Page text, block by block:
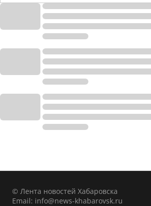
© Лента новостей Хабаровска
Email: info@news-khabarovsk.ru